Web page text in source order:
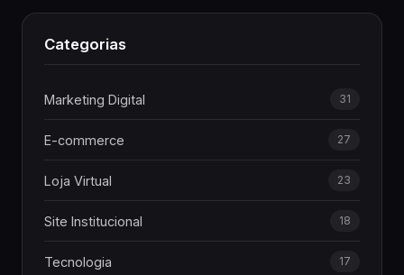
Categorias
Marketing Digital 31
E-commerce 27
Loja Virtual 23
Site Institucional 18
Tecnologia 17